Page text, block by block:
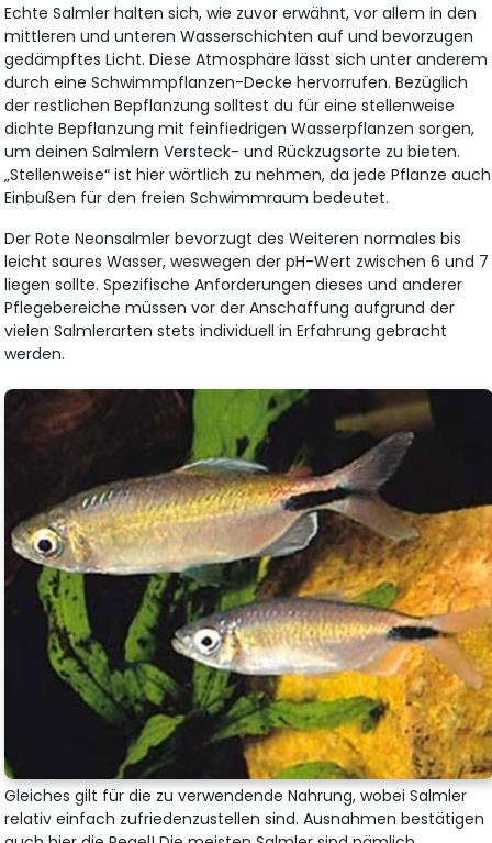
Echte Salmler halten sich, wie zuvor erwähnt, vor allem in den
mittleren und unteren Wasserschichten auf und bevorzugen
gedämpftes Licht. Diese Atmosphäre lässt sich unter anderem
durch eine Schwimmpflanzen-Decke hervorrufen. Bezüglich
der restlichen Bepflanzung solltest du für eine stellenweise
dichte Bepflanzung mit feinfiedrigen Wasserpflanzen sorgen,
um deinen Salmlern Versteck- und Rückzugsorte zu bieten.
„Stellenweise“ ist hier wörtlich zu nehmen, da jede Pflanze auch
Einbußen für den freien Schwimmraum bedeutet.
Der Rote Neonsalmler bevorzugt des Weiteren normales bis
leicht saures Wasser, weswegen der pH-Wert zwischen 6 und 7
liegen sollte. Spezifische Anforderungen dieses und anderer
Pflegebereiche müssen vor der Anschaffung aufgrund der
vielen Salmlerarten stets individuell in Erfahrung gebracht
werden.
Gleiches gilt für die zu verwendende Nahrung, wobei Salmler
relativ einfach zufriedenzustellen sind. Ausnahmen bestätigen